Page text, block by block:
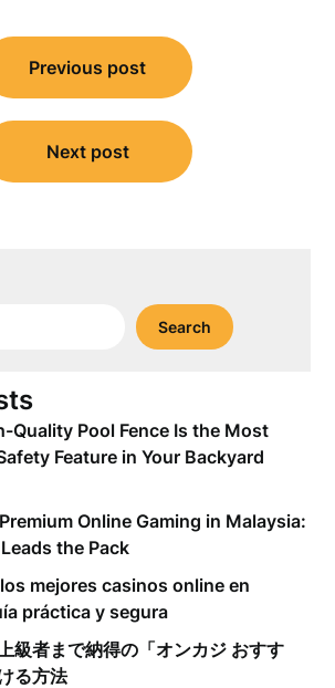
Previous post
Next post
Search
Quality Pool Fence Is the Most
Feature in Your Backyard
Online Gaming in Malaysia:
the Pack
mejores casinos online en
práctica y segura
級者まで納得の「オンカジ おすす
る方法